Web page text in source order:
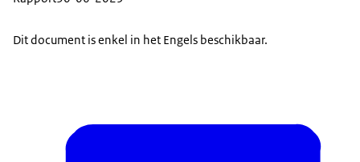
Dit document is enkel in het Engels beschikbaar.